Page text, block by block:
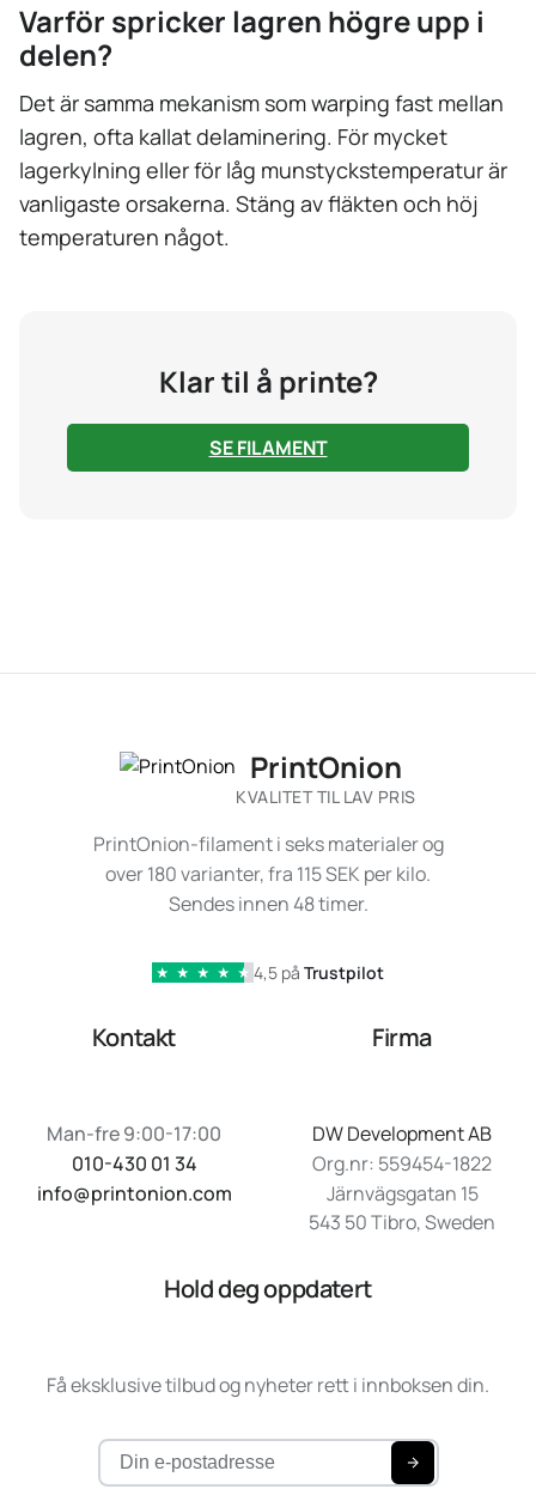
Varför spricker lagren högre upp i
delen?
Det är samma mekanism som warping fast mellan
lagren, ofta kallat delaminering. För mycket
lagerkylning eller för låg munstyckstemperatur är
vanligaste orsakerna. Stäng av fläkten och höj
temperaturen något.
Klar til å printe?
SE FILAMENT
PrintOnion
KVALITET TIL LAV PRIS
PrintOnion-filament i seks materialer og
over 180 varianter, fra 115 SEK per kilo.
Sendes innen 48 timer.
★ ★ ★ ★ ★ 4,5 på Trustpilot
Kontakt
Man-fre 9:00-17:00
010-430 01 34
info@printonion.com
Firma
DW Development AB
Org.nr: 559454-1822
Järnvägsgatan 15
543 50 Tibro, Sweden
Hold deg oppdatert
Få eksklusive tilbud og nyheter rett i innboksen din.